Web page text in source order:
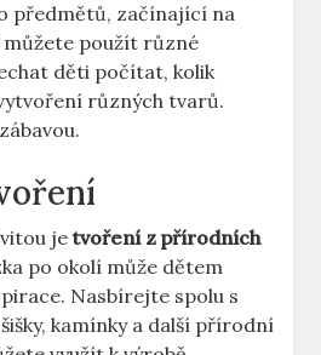
předmětů, začínající na
můžete použít různé
děti počítat, kolik
různých⁢ tvarů.
jetvoření z přírodních
po okolí může dětem
Nasbírejte spolu s⁤
kamínky a další přírodní